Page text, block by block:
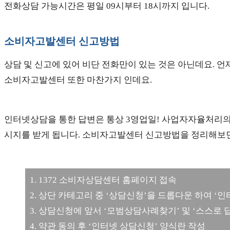
전화상담 가능시간은 평일 09시부터 18시까지 입니다.
소비자고발센터 신고방법
상담 및 신고에 있어 비단 전화만이 있는 것은 아닌데요.
소비자고발센터 또한 마찬가지 인데요.
인터넷상담을 통한 답변은 통상 3영업일! 사업자자율처리
시지를 받게 됩니다. 소비자고발센터 신고방법을 정리해보
1. 1372 소비자상담센터 홈페이지 접속
2. 상단 카테고리 중 ‘상담신청’을 드롭다운 하여 ‘인
3. 상담신청에 앞서 ‘모범상담사례찾기’ 및 ‘스스로
4. 약관 동의 후 ‘인터넷 상담신청’ 양식란 작성